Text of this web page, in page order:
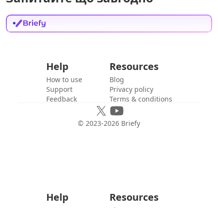
Help
How to use
Support
Feedback
Resources
Blog
Privacy policy
Terms & conditions
© 2023-2026 Briefy
Help Resources